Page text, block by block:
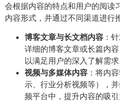
会根据内容的特点和用户的阅读
内容形式，并通过不同渠道进行
博客文章与长文档内容 ：
详细的博客文章或长篇内
以满足用户的深入了解需求
视频与多媒体内容 ：将内
示、行业分析视频等），
频平台中，提升内容的吸引